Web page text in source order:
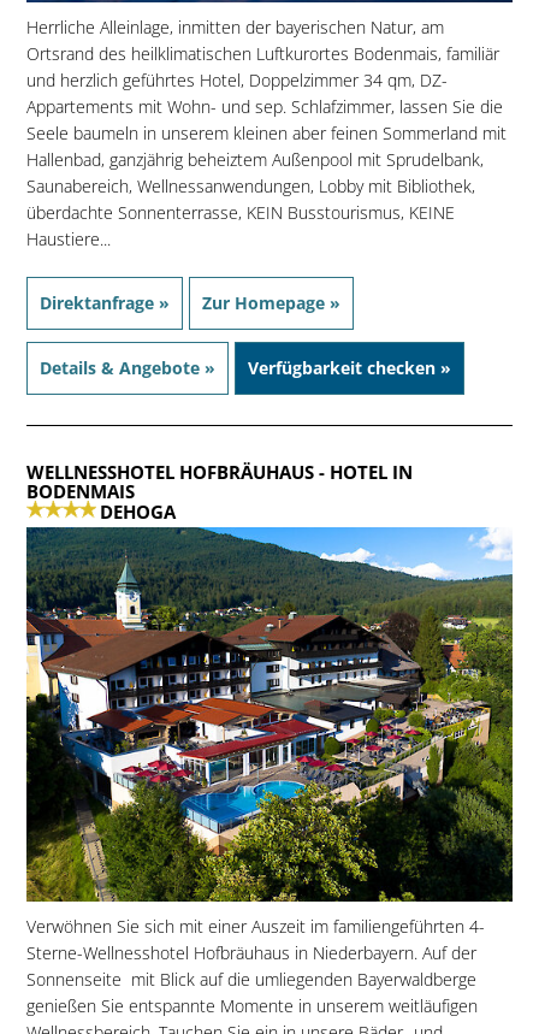
Herrliche Alleinlage, inmitten der bayerischen Natur, am
Ortsrand des heilklimatischen Luftkurortes Bodenmais, familiär
und herzlich geführtes Hotel, Doppelzimmer 34 qm, DZ-
Appartements mit Wohn- und sep. Schlafzimmer, lassen Sie die
Seele baumeln in unserem kleinen aber feinen Sommerland mit
Hallenbad, ganzjährig beheiztem Außenpool mit Sprudelbank,
Saunabereich, Wellnessanwendungen, Lobby mit Bibliothek,
überdachte Sonnenterrasse, KEIN Busstourismus, KEINE
Haustiere...
Direktanfrage » Zur Homepage »
Details & Angebote » Verfügbarkeit checken »
WELLNESSHOTEL HOFBRÄUHAUS- HOTEL IN
BODENMAIS
DEHOGA
Verwöhnen Sie sich mit einer Auszeit im familiengeführten 4-
Sterne-Wellnesshotel Hofbräuhaus in Niederbayern. Auf der
Sonnenseite  mit Blick auf die umliegenden Bayerwaldberge 
genießen Sie entspannte Momente in unserem weitläufigen